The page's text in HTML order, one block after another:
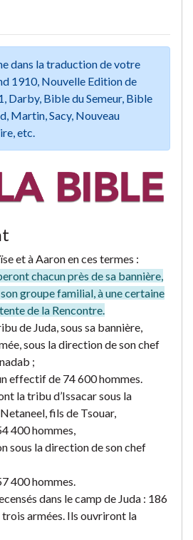
dans la traduction de votre
1910, Nouvelle Edition de
Darby, Bible du Semeur, Bible
Martin, Sacy, Nouveau
etc.
et à Aaron en ces termes :
chacun près de sa bannière,
groupe familial, à une certaine
de la Rencontre.
de Juda, sous sa bannière,
sous la direction de son chef
;
effectif de 74 600 hommes.
la tribu d’Issacar sous la
fils de Tsouar,
400 hommes,
sous la direction de son chef
400 hommes.
dans le camp de Juda : 186
armées. Ils ouvriront la